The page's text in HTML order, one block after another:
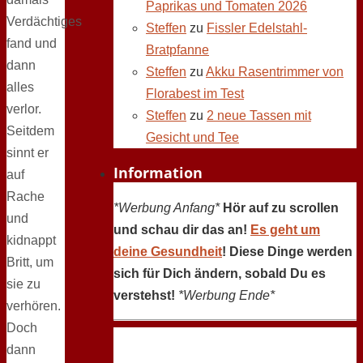
Verdächtiges
fand und
dann
alles
verlor.
Seitdem
sinnt er
auf
Rache
und
kidnappt
Britt, um
sie zu
verhören.
Doch
dann
Paprikas und Tomaten 2026
Steffen zu Fissler Edelstahl-
Bratpfanne
Steffen zu Akku Rasentrimmer von
Florabest im Test
Steffen zu 2 neue Tassen mit
Gesicht und Tee
Information
*Werbung Anfang* Hör auf zu scrollen
und schau dir das an! Es geht um
deine Gesundheit! Diese Dinge werden
sich für Dich ändern, sobald Du es
verstehst! *Werbung Ende*